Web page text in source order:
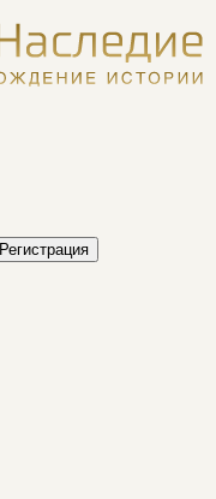
Регистрация